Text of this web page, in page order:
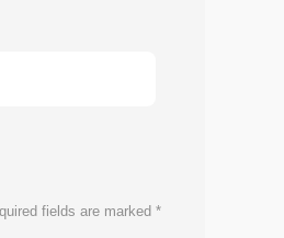
fields are marked *